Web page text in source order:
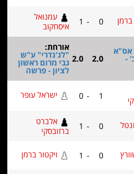
עמנואל
איסחקוב
אורחת:
"לג'נדרי" ע"ש
גבי מרום ראשון
ישראל עופר
אלברט
ברזובסקי
ויקטור ברמן